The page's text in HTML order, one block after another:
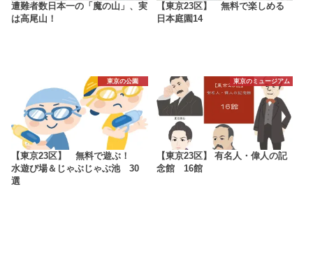
遭難者数日本一の「魔の山」、実
は高尾山！
【東京23区】 無料で楽しめる
日本庭園14
東京の公園
【東京23区】 無料で遊ぶ！
水遊び場＆じゃぶじゃぶ池 30
選
東京のミュージアム
【東京23区】 有名人・偉人の記
念館 16館